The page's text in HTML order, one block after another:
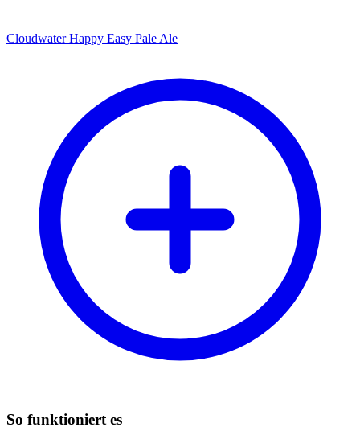
Cloudwater Happy Easy Pale Ale
So funktioniert es